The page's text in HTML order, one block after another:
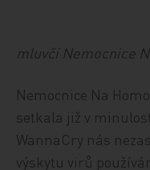
mluvčí Nemocnice
Nemocnice Na
setkala již v
WannaCry nás
výskytu virů